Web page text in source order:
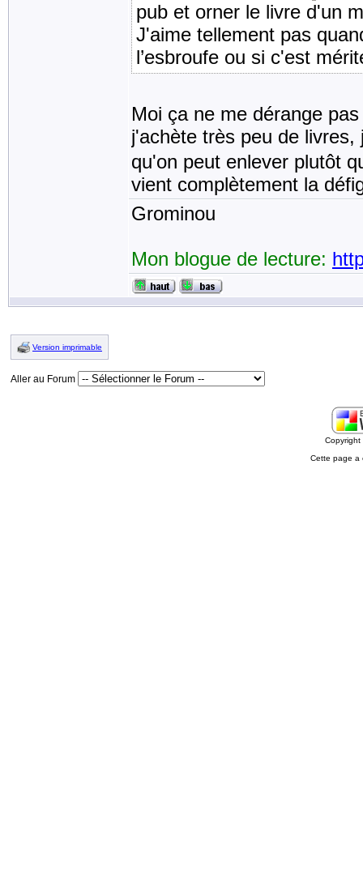
pub et orner le livre d'un
J'aime tellement pas
l’esbroufe ou si c'est
Moi ça ne me dérange
j'achète très peu de
qu'on peut enlever plutôt
vient complètement la
Grominou
Mon blogue de lecture:
Version imprimable
Aller au Forum
Cette page a